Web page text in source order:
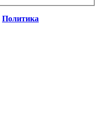
Политика